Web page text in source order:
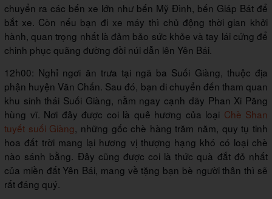
chuyển ra các bến xe lớn như bến Mỹ Đình, bến Giáp Bát để
bắt xe. Còn nếu bạn đi xe máy thì chủ động thời gian khởi
hành, quan trọng nhất là đảm bảo sức khỏe và tay lái cứng để
chinh phục quãng đường đồi núi dẫn lên Yên Bái.
12h00: Nghỉ ngơi ăn trưa tại ngã ba Suối Giàng, thuộc địa
phận huyện Văn Chấn. Sau đó, bạn di chuyển đến tham quan
khu sinh thái Suối Giàng, nằm ngay cạnh dãy Phan Xi Păng
hùng vĩ. Nơi đây được coi là quê hương của loại Chè Shan
tuyết suối Giàng, những gốc chè hàng trăm năm, quy tụ tinh
hoa đất trời mang lại hương vị thượng hạng khó có loại chè
nào sánh bằng. Đây cũng được coi là thức quà đắt đỏ nhất
của miền đất Yên Bái, mang về tặng bạn bè người thân thì sẽ
rất đáng quý.